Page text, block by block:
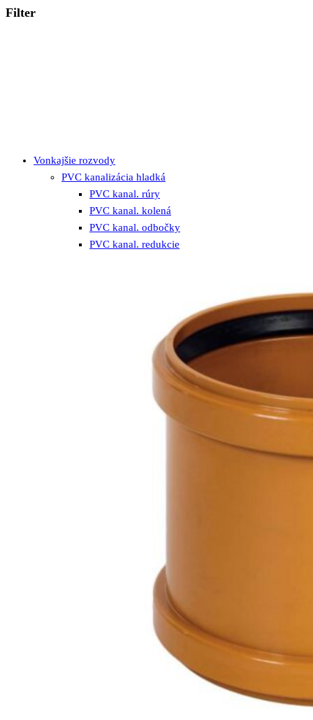
Filter
Vonkajšie rozvody
PVC kanalizácia hladká
PVC kanal. rúry
PVC kanal. kolená
PVC kanal. odbočky
PVC kanal. redukcie